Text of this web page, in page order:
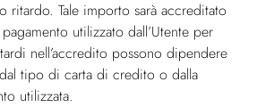
ritardo. Tale importo sarà accreditato
utilizzato dall’Utente per
nell’accredito possono dipendere
tipo di carta di credito o dalla
utilizzata.